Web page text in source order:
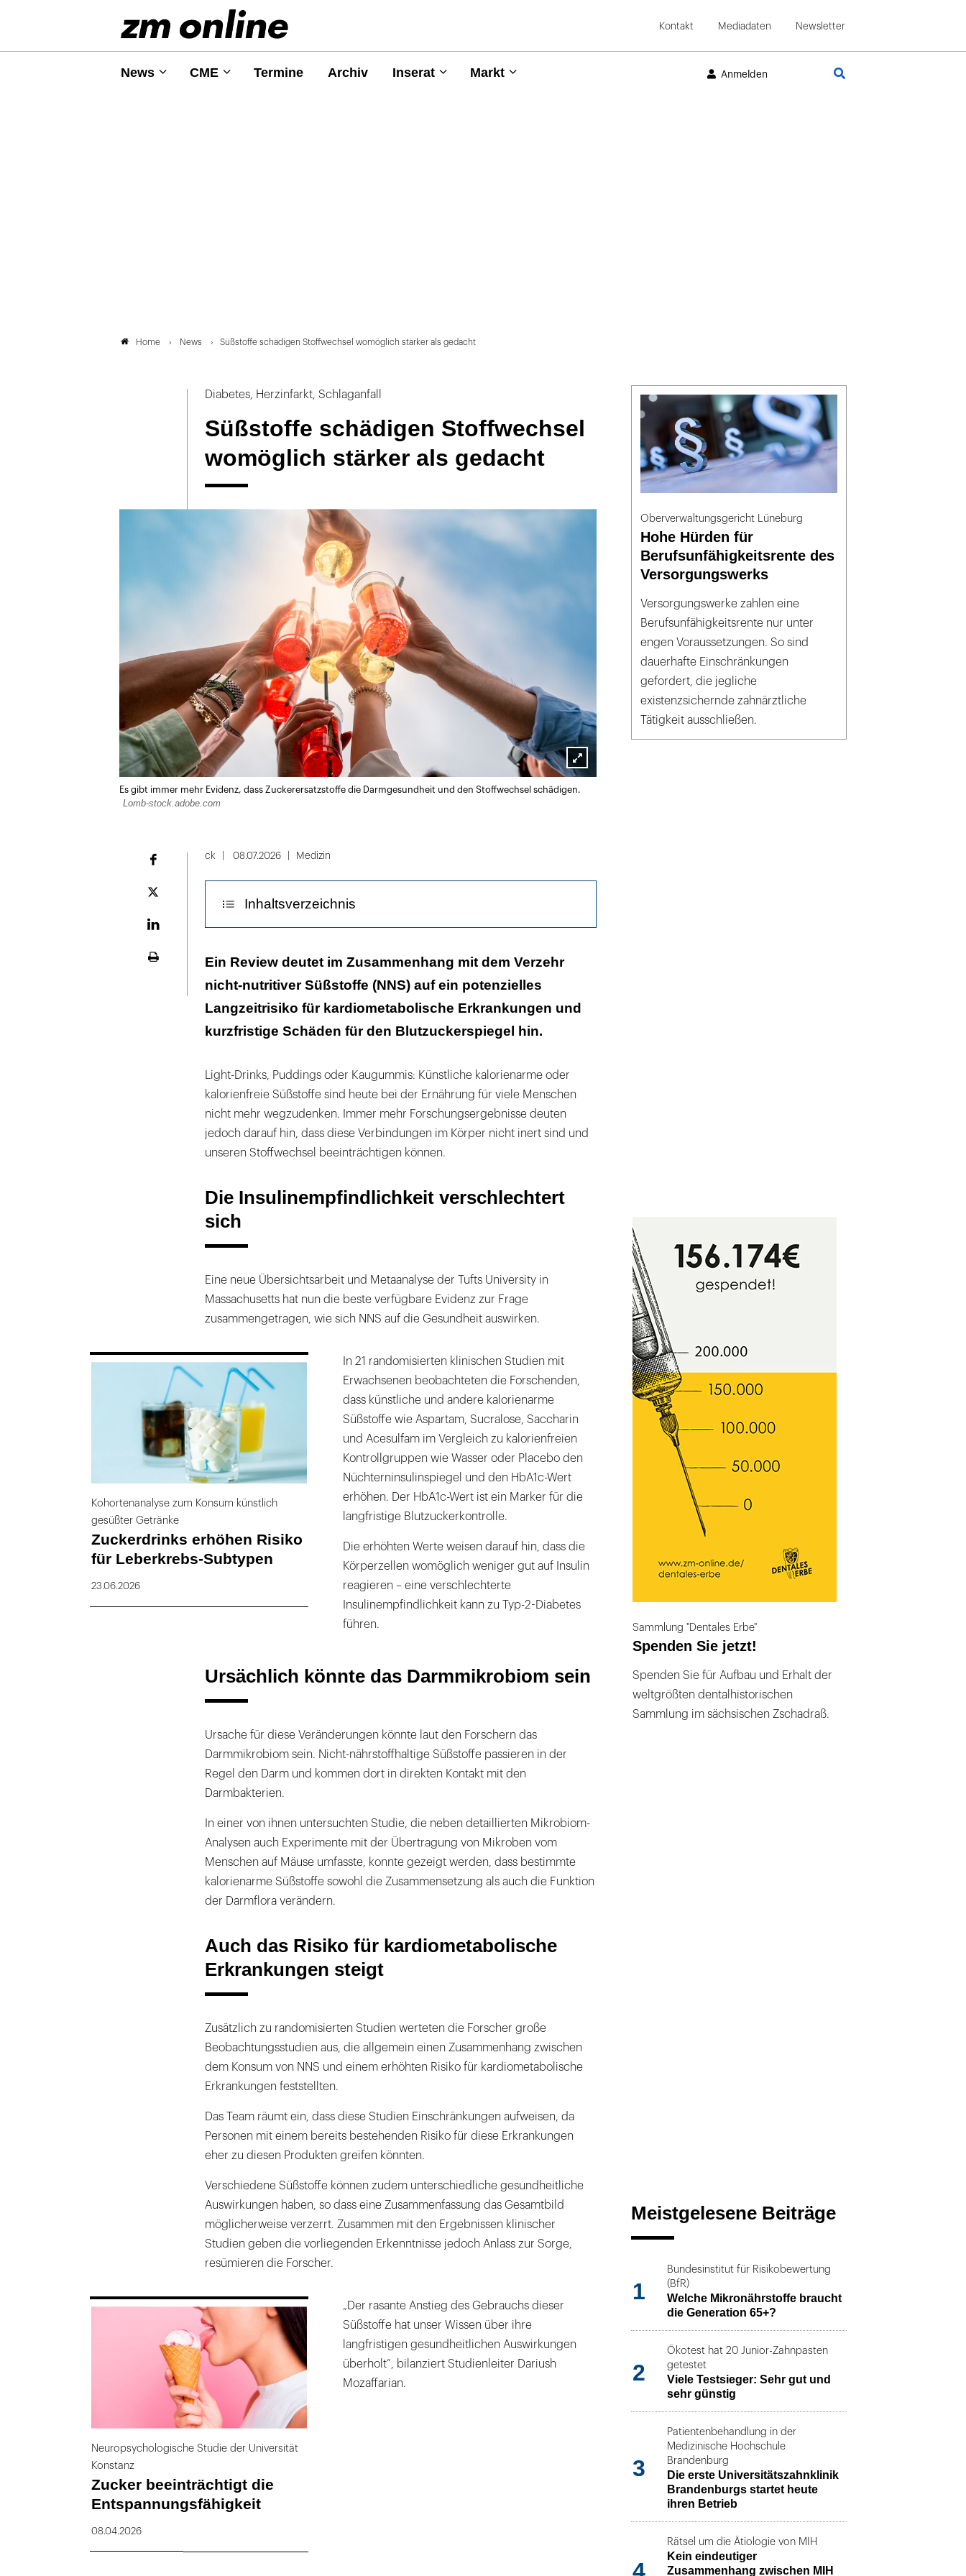
Kontakt Mediadaten Newsletter
News CME Termine Archiv Inserat Markt Anmelden
Home News Süßstoffe schädigen Stoffwechsel womöglich stärker als gedacht
Diabetes, Herzinfarkt, Schlaganfall
Süßstoffe schädigen Stoffwechsel
womöglich stärker als gedacht
Lightbox
öffnen
Es gibt immer mehr Evidenz, dass Zuckerersatzstoffe die Darmgesundheit und den Stoffwechsel schädigen.
Lomb-stock.adobe.com
Plattform
ck 08.07.2026 Medizin
Inhaltsverzeichnis
Die Insulinempfindlichkeit verschlechtert sich
Ursächlich könnte das Darmmikrobiom sein
Auch das Risiko für kardiometabolische Erkrankungen steigt
Ein Review deutet im Zusammenhang mit dem Verzehr
nicht-nutritiver Süßstoffe (NNS) auf ein potenzielles
Langzeitrisiko für kardiometabolische Erkrankungen und
kurzfristige Schäden für den Blutzuckerspiegel hin.
Light-Drinks, Puddings oder Kaugummis: Künstliche kalorienarme oder
kalorienfreie Süßstoffe sind heute bei der Ernährung für viele Menschen
nicht mehr wegzudenken. Immer mehr Forschungsergebnisse deuten
jedoch darauf hin, dass diese Verbindungen im Körper nicht inert sind und
unseren Stoffwechsel beeinträchtigen können.
Die Insulinempfindlichkeit verschlechtert
sich
Eine neue Übersichtsarbeit und Metaanalyse der Tufts University in
Massachusetts hat nun die beste verfügbare Evidenz zur Frage
zusammengetragen, wie sich NNS auf die Gesundheit auswirken.
Kohortenanalyse zum Konsum künstlich
gesüßter Getränke
Zuckerdrinks erhöhen Risiko
für Leberkrebs-Subtypen
23.06.2026
In 21 randomisierten klinischen Studien mit
Erwachsenen beobachteten die Forschenden,
dass künstliche und andere kalorienarme
Süßstoffe wie Aspartam, Sucralose, Saccharin
und Acesulfam im Vergleich zu kalorienfreien
Kontrollgruppen wie Wasser oder Placebo den
Nüchterninsulinspiegel und den HbA1c-Wert
erhöhen. Der HbA1c-Wert ist ein Marker für die
langfristige Blutzuckerkontrolle.
Die erhöhten Werte weisen darauf hin, dass die
Körperzellen womöglich weniger gut auf Insulin
reagieren – eine verschlechterte
Insulinempfindlichkeit kann zu Typ-2-Diabetes
führen.
Ursächlich könnte das Darmmikrobiom sein
Ursache für diese Veränderungen könnte laut den Forschern das
Darmmikrobiom sein. Nicht-nährstoffhaltige Süßstoffe passieren in der
Regel den Darm und kommen dort in direkten Kontakt mit den
Darmbakterien.
In einer von ihnen untersuchten Studie, die neben detaillierten Mikrobiom-
Analysen auch Experimente mit der Übertragung von Mikroben vom
Menschen auf Mäuse umfasste, konnte gezeigt werden, dass bestimmte
kalorienarme Süßstoffe sowohl die Zusammensetzung als auch die Funktion
der Darmflora verändern.
Auch das Risiko für kardiometabolische
Erkrankungen steigt
Zusätzlich zu randomisierten Studien werteten die Forscher große
Beobachtungsstudien aus, die allgemein einen Zusammenhang zwischen
dem Konsum von NNS und einem erhöhten Risiko für kardiometabolische
Erkrankungen feststellten.
Das Team räumt ein, dass diese Studien Einschränkungen aufweisen, da
Personen mit einem bereits bestehenden Risiko für diese Erkrankungen
eher zu diesen Produkten greifen könnten.
Verschiedene Süßstoffe können zudem unterschiedliche gesundheitliche
Auswirkungen haben, so dass eine Zusammenfassung das Gesamtbild
möglicherweise verzerrt. Zusammen mit den Ergebnissen klinischer
Studien geben die vorliegenden Erkenntnisse jedoch Anlass zur Sorge,
resümieren die Forscher.
Neuropsychologische Studie der Universität
Konstanz
Zucker beeinträchtigt die
Entspannungsfähigkeit
08.04.2026
„Der rasante Anstieg des Gebrauchs dieser
Süßstoffe hat unser Wissen über ihre
langfristigen gesundheitlichen Auswirkungen
überholt“, bilanziert Studienleiter Dariush
Mozaffarian.
Oberverwaltungsgericht Lüneburg
Hohe Hürden für
Berufsunfähigkeitsrente des
Versorgungswerks
Versorgungswerke zahlen eine
Berufsunfähigkeitsrente nur unter
engen Voraussetzungen. So sind
dauerhafte Einschränkungen
gefordert, die jegliche
existenzsichernde zahnärztliche
Tätigkeit ausschließen.
Sammlung "Dentales Erbe"
Spenden Sie jetzt!
Spenden Sie für Aufbau und Erhalt der
weltgrößten dentalhistorischen
Sammlung im sächsischen Zschadraß.
Meistgelesene Beiträge
1
Bundesinstitut für Risikobewertung
(BfR)
Welche Mikronährstoffe braucht
die Generation 65+?
2
Ökotest hat 20 Junior-Zahnpasten
getestet
Viele Testsieger: Sehr gut und
sehr günstig
3
Patientenbehandlung in der
Medizinische Hochschule
Brandenburg
Die erste Universitätszahnklinik
Brandenburgs startet heute
ihren Betrieb
4
Rätsel um die Ätiologie von MIH
Kein eindeutiger
Zusammenhang zwischen MIH